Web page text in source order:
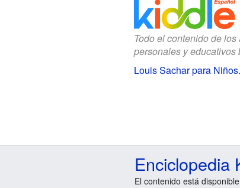
Todo el contenido de
personales y
Louis Sachar para Niños.
Enciclopedia
El contenido está